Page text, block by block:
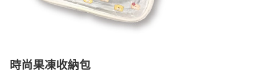
時尚果凍收納包